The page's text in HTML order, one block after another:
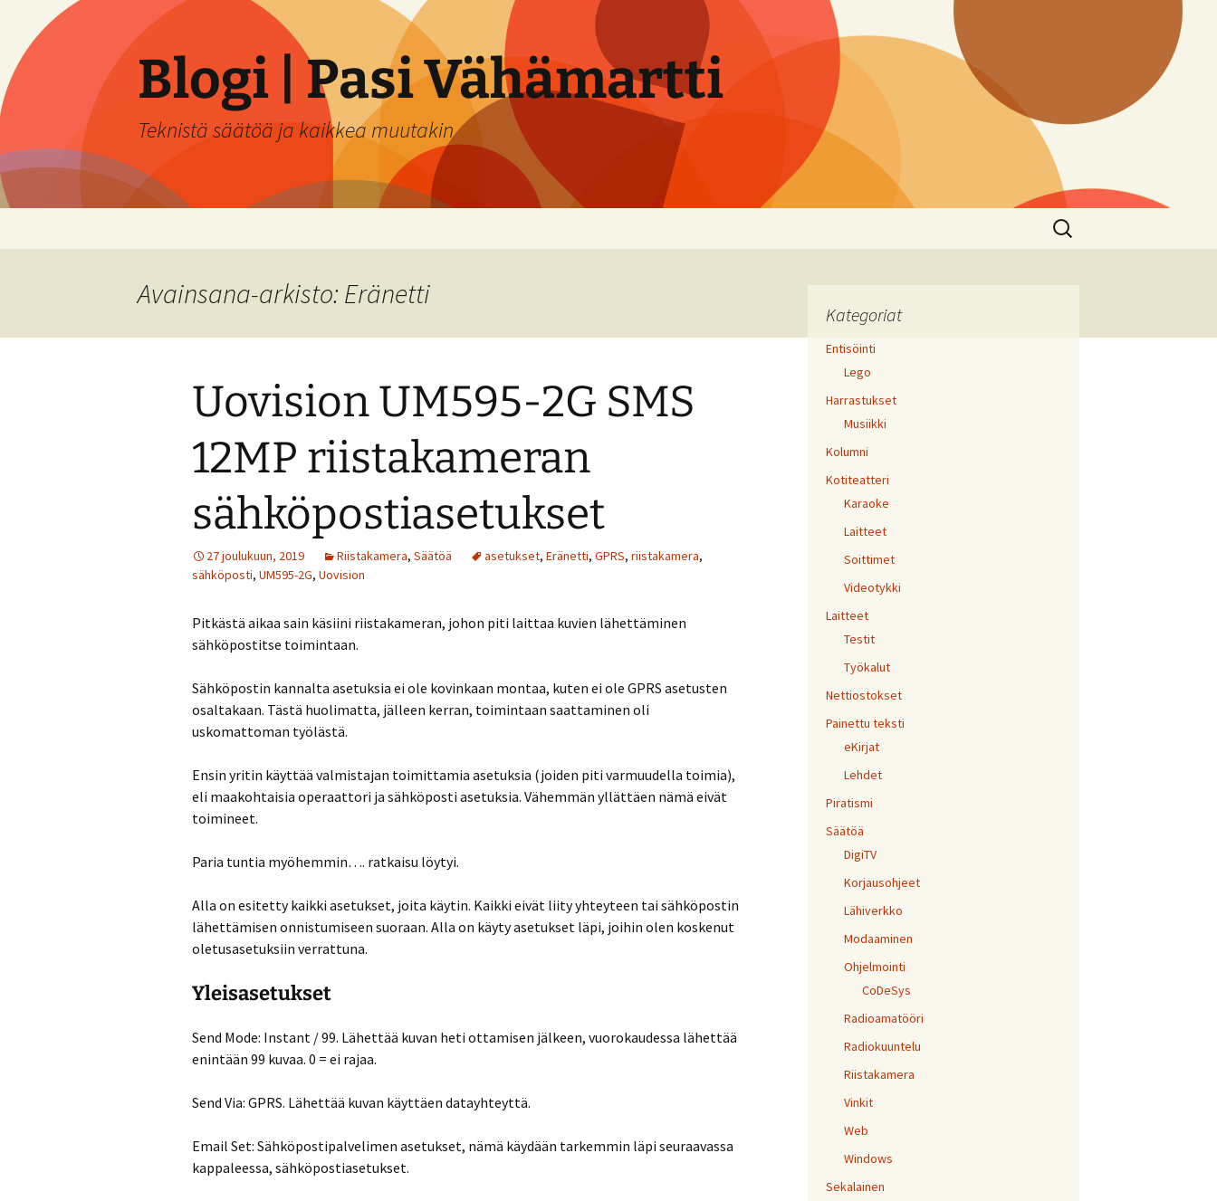
sisältöön
Blogi | Pasi Vähämartti
Teknistä säätöä ja kaikkea muutakin
Haku:
Avainsana-arkisto: Eränetti
Uovision UM595-2G SMS
12MP riistakameran
sähköpostiasetukset
27 joulukuun, 2019 Riistakamera, Säätöä asetukset, Eränetti, GPRS, riistakamera,
sähköposti, UM595-2G, Uovision
Pitkästä aikaa sain käsiini riistakameran, johon piti laittaa kuvien lähettäminen
sähköpostitse toimintaan.
Sähköpostin kannalta asetuksia ei ole kovinkaan montaa, kuten ei ole GPRS asetusten
osaltakaan. Tästä huolimatta, jälleen kerran, toimintaan saattaminen oli
uskomattoman työlästä.
Ensin yritin käyttää valmistajan toimittamia asetuksia (joiden piti varmuudella toimia),
eli maakohtaisia operaattori ja sähköposti asetuksia. Vähemmän yllättäen nämä eivät
toimineet.
Paria tuntia myöhemmin…. ratkaisu löytyi.
Alla on esitetty kaikki asetukset, joita käytin. Kaikki eivät liity yhteyteen tai sähköpostin
lähettämisen onnistumiseen suoraan. Alla on käyty asetukset läpi, joihin olen koskenut
oletusasetuksiin verrattuna.
Yleisasetukset
Send Mode: Instant / 99. Lähettää kuvan heti ottamisen jälkeen, vuorokaudessa lähettää
enintään 99 kuvaa. 0 = ei rajaa.
Send Via: GPRS. Lähettää kuvan käyttäen datayhteyttä.
Email Set: Sähköpostipalvelimen asetukset, nämä käydään tarkemmin läpi seuraavassa
kappaleessa, sähköpostiasetukset.
Kategoriat
Entisöinti
Lego
Harrastukset
Musiikki
Kolumni
Kotiteatteri
Karaoke
Laitteet
Soittimet
Videotykki
Laitteet
Testit
Työkalut
Nettiostokset
Painettu teksti
eKirjat
Lehdet
Piratismi
Säätöä
DigiTV
Korjausohjeet
Lähiverkko
Modaaminen
Ohjelmointi
CoDeSys
Radioamatööri
Radiokuuntelu
Riistakamera
Vinkit
Web
Windows
Sekalainen